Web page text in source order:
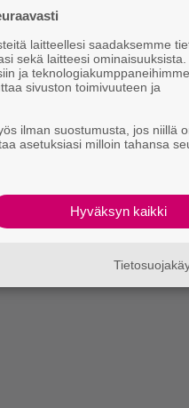
laitteellesi saadaksemme
sekä laitteesi
ja teknologiakumppaneihimme
sivuston toimivuuteen ja
ilman suostumusta, jos niillä
asetuksiasi milloin tahansa
Hyväksyn kaikki